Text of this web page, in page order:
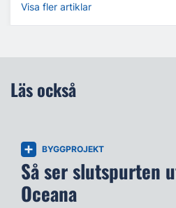
Visa fler artiklar
Läs också
BYGGPROJEKT
Så ser slutspurten
Oceana